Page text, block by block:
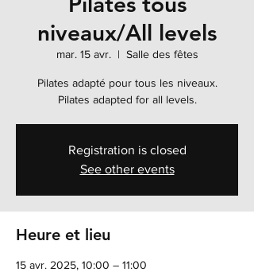
niveaux/All levels
mar. 15 avr.
  |
Salle des fêtes
Pilates adapté pour tous les niveaux.
Pilates adapted for all levels.
Registration is closed
See other events
Heure et lieu
15 avr. 2025, 10:00 – 11:00